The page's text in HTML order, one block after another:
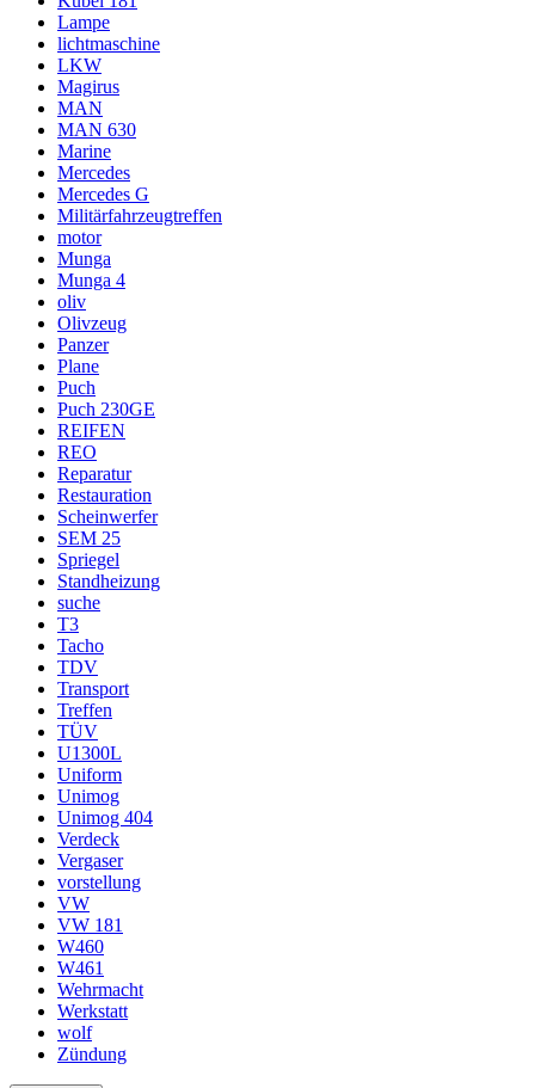
Lampe
lichtmaschine
LKW
Magirus
MAN
MAN 630
Marine
Mercedes
Mercedes G
Militärfahrzeugtreffen
motor
Munga
Munga 4
oliv
Olivzeug
Panzer
Plane
Puch
Puch 230GE
REIFEN
REO
Reparatur
Restauration
Scheinwerfer
SEM 25
Spriegel
Standheizung
suche
T3
Tacho
TDV
Transport
Treffen
TÜV
U1300L
Uniform
Unimog
Unimog 404
Verdeck
Vergaser
vorstellung
VW
VW 181
W460
W461
Wehrmacht
Werkstatt
wolf
Zündung